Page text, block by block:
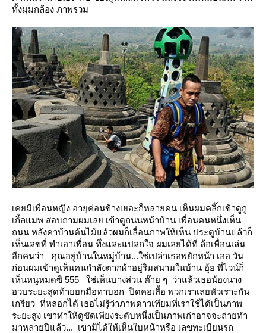
ทั้งมุมกล้อง ภาพรวม
เคยมีเพื่อนหญิง อายุค่อนข้างเยอะก็หลายคน เห็นผมคลิ๊กเข้าดูกู
เกิ้ลแมพ สอบถามผมเลย เข้าดูถนนหน้าบ้าน เพื่อนคนหนึ่งเห็น
ถนน หลังคาบ้านต้นไม้แล้วผมก็เลื่อนภาพให้เห็น ประตูบ้านแล้วก็
เห็นเลขที่ ทำเอาเพื่อน ทึ่งและแปลกใจ ผมเลยได้ที ล้อเพื่อนเล่น
อีกคนว่า คุณอยู่บ้านในหมู่บ้าน...ใช่เปล่าเธอพยักหน้า เออ วัน
ก่อนผมเข้าดูเห็นคนกำลังตากผ้าอยู่ริมสนามในบ้าน อุ้ย พี่ไวน์ก็
เห็นหนูหมดซิ 555 ใช่เห็นบางส่วน ต๊าย ๆ ว่าแล้วเธอน้องนาง
อวบระยะสุดท้ายยกมือทาบอก ปิดคอเสื้อ พวกเราเลยหัวเราะกัน
เกรียว ที่หลอกได้ เธอไม่รู้ว่าภาพดาวเทียมที่เราใช้ได้เป็นภาพ
ระยะสูง เขาทำให้ดูชัดเพียงระดับหนึ่งเป็นภาพเก่าอาจจะถ่ายทำ
มาหลายปีแล้ว... เขามิได้ให้เห็นใบหน้าหรือ เลขทะเบียนรถ